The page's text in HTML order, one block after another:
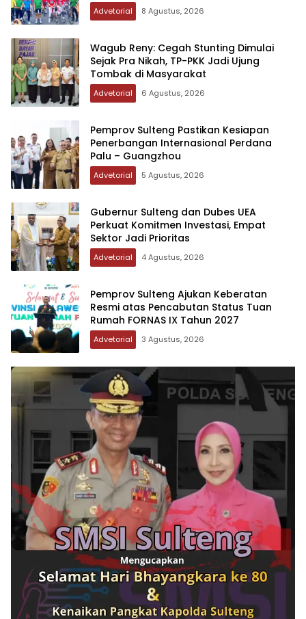
Advetorial 8 Agustus, 2026
Wagub Reny: Cegah Stunting Dimulai
Sejak Pra Nikah, TP-PKK Jadi Ujung
Tombak di Masyarakat
Advetorial 6 Agustus, 2026
Pemprov Sulteng Pastikan Kesiapan
Penerbangan Internasional Perdana
Palu – Guangzhou
Advetorial 5 Agustus, 2026
Gubernur Sulteng dan Dubes UEA
Perkuat Komitmen Investasi, Empat
Sektor Jadi Prioritas
Advetorial 4 Agustus, 2026
Pemprov Sulteng Ajukan Keberatan
Resmi atas Pencabutan Status Tuan
Rumah FORNAS IX Tahun 2027
Advetorial 3 Agustus, 2026